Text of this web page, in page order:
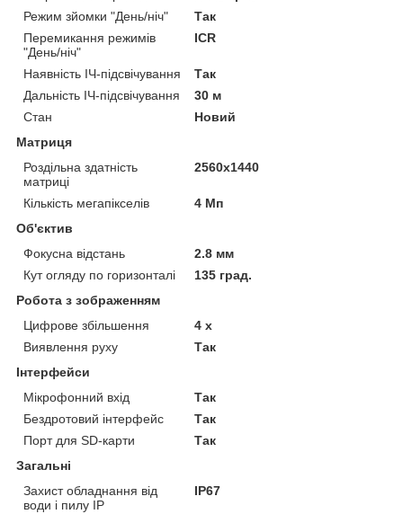
Режим зйомки "День/ніч"
Так
Перемикання режимів
"День/ніч"
ICR
Наявність ІЧ-підсвічування
Так
Дальність ІЧ-підсвічування
30 м
Стан
Новий
Матриця
Роздільна здатність
матриці
2560х1440
Кількість мегапікселів
4 Мп
Об'єктив
Фокусна відстань
2.8 мм
Кут огляду по горизонталі
135 град.
Робота з зображенням
Цифрове збільшення
4 х
Виявлення руху
Так
Інтерфейси
Мікрофонний вхід
Так
Бездротовий інтерфейс
Так
Порт для SD-карти
Так
Загальні
Захист обладнання від
води і пилу IP
IP67